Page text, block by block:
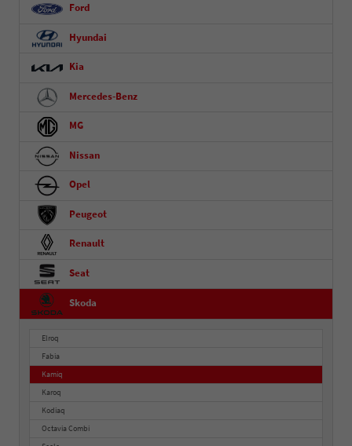
Ford
Hyundai
Kia
Mercedes-Benz
MG
Nissan
Opel
Peugeot
Renault
Seat
Skoda
Elroq
Fabia
Kamiq
Karoq
Kodiaq
Octavia Combi